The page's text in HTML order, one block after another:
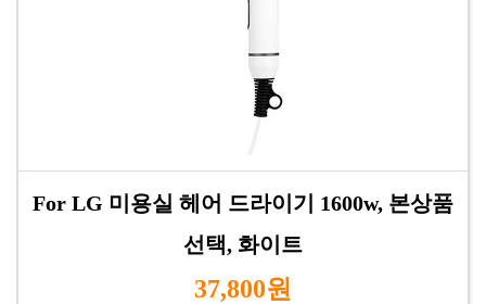
For LG 미용실 헤어 드라이기 1600w, 본상품
선택, 화이트
37,800원